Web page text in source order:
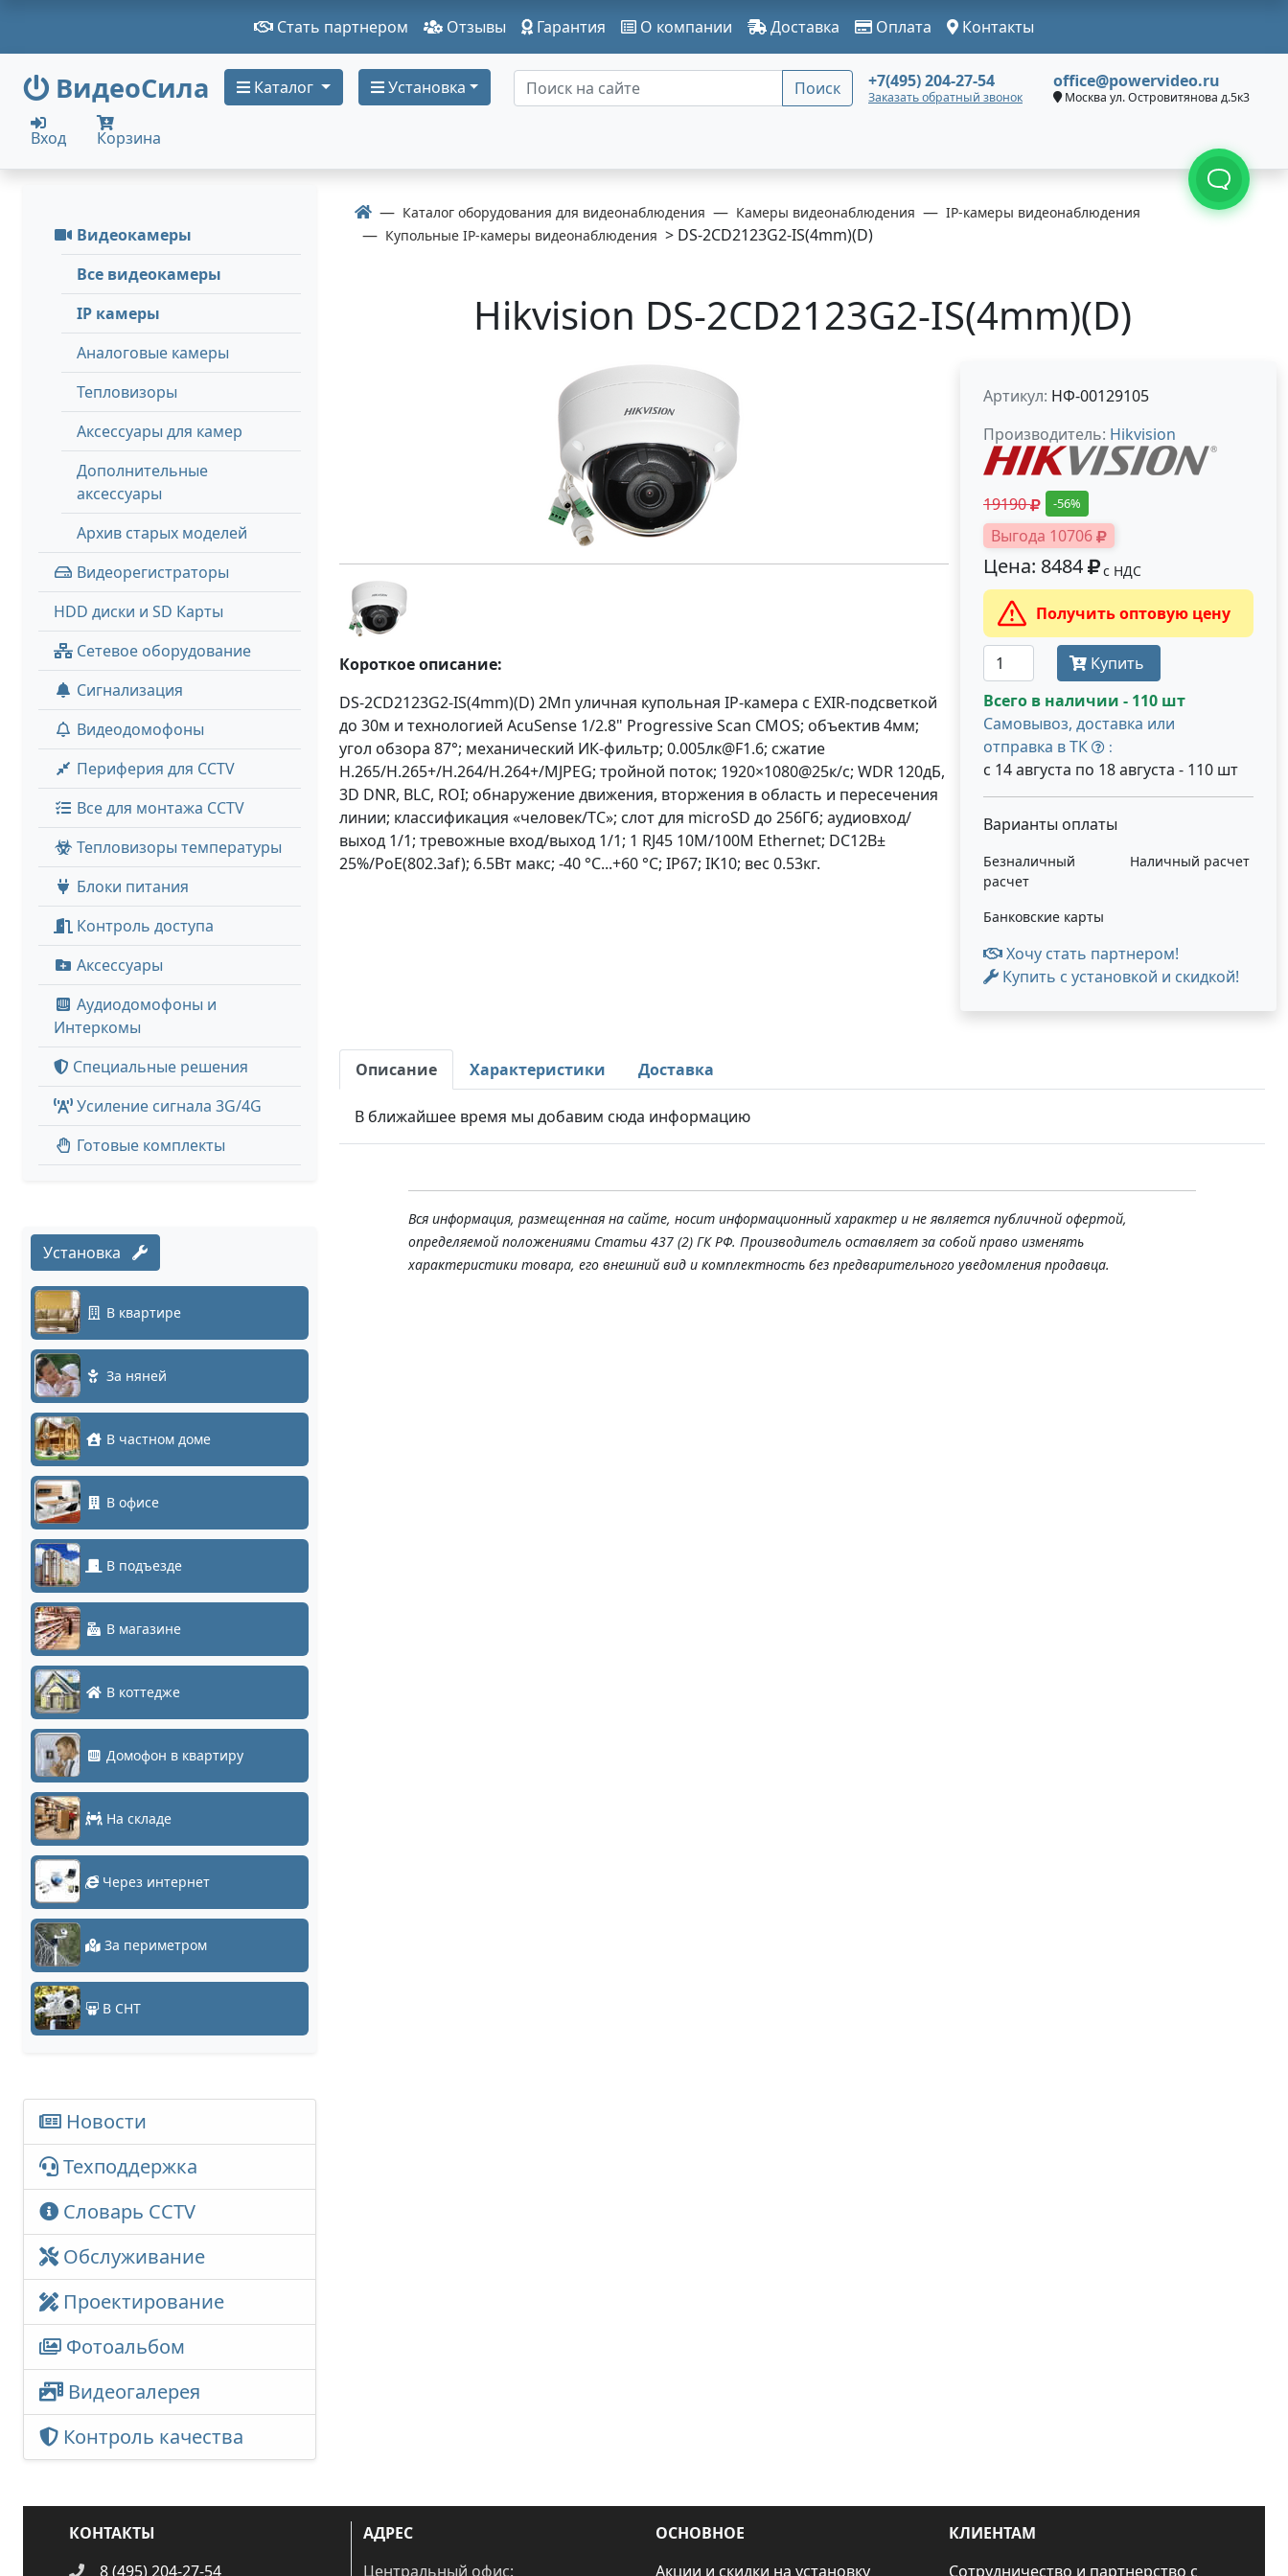
Стать партнером Отзывы Гарантия О компании Доставка Оплата Контакты
ВидеоСила Каталог Установка Поиск +7(495) 204-27-54
Заказать обратный звонок
office@powervideo.ru
Москва ул. Островитянова д.5к3
Вход Корзина
Видеокамеры
Все видеокамеры
IP камеры
Аналоговые камеры
Тепловизоры
Аксессуары для камер
Дополнительные
аксессуары
Архив старых моделей
Видеорегистраторы
HDD диски и SD Карты
Сетевое оборудование
Сигнализация
Видеодомофоны
Периферия для CCTV
Все для монтажа CCTV
Тепловизоры температуры
Блоки питания
Контроль доступа
Аксессуары
Аудиодомофоны и
Интеркомы
Специальные решения
Усиление сигнала 3G/4G
Готовые комплекты
Установка
В квартире
За няней
В частном доме
В офисе
В подъезде
В магазине
В коттедже
Домофон в квартиру
На складе
Через интернет
За периметром
В СНТ
Новости
Техподдержка
Словарь CCTV
Обслуживание
Проектирование
Фотоальбом
Видеогалерея
Контроль качества
Каталог оборудования для видеонаблюдения Камеры видеонаблюдения
IP-камеры видеонаблюдения
Купольные IP-камеры видеонаблюдения > DS-2CD2123G2-IS(4mm)(D)
Hikvision DS-2CD2123G2-IS(4mm)(D)
Короткое описание:
DS-2CD2123G2-IS(4mm)(D) 2Мп уличная купольная IP-камера с EXIR-подсветкой
до 30м и технологией AcuSense 1/2.8" Progressive Scan CMOS; объектив 4мм;
угол обзора 87°; механический ИК-фильтр; 0.005лк@F1.6; сжатие
H.265/H.265+/H.264/H.264+/MJPEG; тройной поток; 1920×1080@25к/с; WDR 120дБ,
3D DNR, BLC, ROI; обнаружение движения, вторжения в область и пересечения
линии; классификация «человек/ТС»; слот для microSD до 256Гб; аудиовход/
выход 1/1; тревожные вход/выход 1/1; 1 RJ45 10M/100M Ethernet; DC12В±
25%/PoE(802.3af); 6.5Вт макс; -40 °C...+60 °C; IP67; IK10; вес 0.53кг.
Артикул: НФ-00129105
Производитель: Hikvision
19190 -56%
Выгода 10706
Цена: 8484 с НДС
Получить оптовую цену
Купить
Всего в наличии - 110 шт
Самовывоз, доставка или
отправка в ТК
:
с 14 августа по 18 августа - 110 шт
Варианты оплаты
Безналичный
расчет
Наличный расчет
Банковские карты
Хочу стать партнером!
Купить с установкой и скидкой!
Описание Характеристики Доставка
В ближайшее время мы добавим сюда информацию
Вся информация, размещенная на сайте, носит информационный характер и не является публичной офертой,
определяемой положениями Статьи 437 (2) ГК РФ. Производитель оставляет за собой право изменять
характеристики товара, его внешний вид и комплектность без предварительного уведомления продавца.
КОНТАКТЫ
8 (495) 204-27-54
АДРЕС
Центральный офис:
ОСНОВНОЕ
Акции и скидки на установку
КЛИЕНТАМ
Сотрудничество и партнерство с